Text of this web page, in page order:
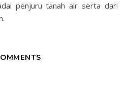
penjuru tanah air serta dari